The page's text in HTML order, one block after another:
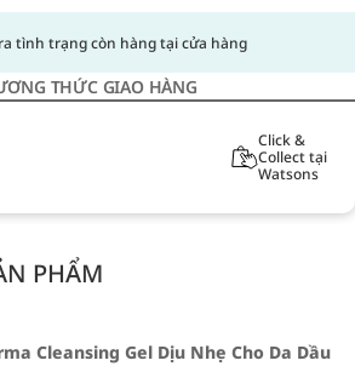
tình trạng còn hàng tại cửa hàng
THỨC GIAO HÀNG
Click &
Collect tại
Watsons
PHẨM
Cleansing Gel Dịu Nhẹ Cho Da Dầu